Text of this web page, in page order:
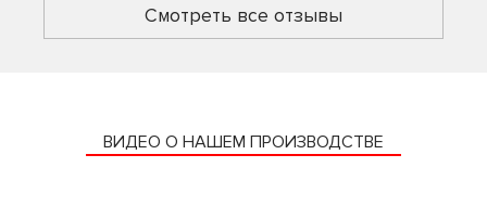
Смотреть все отзывы
ВИДЕО О НАШЕМ ПРОИЗВОДСТВЕ